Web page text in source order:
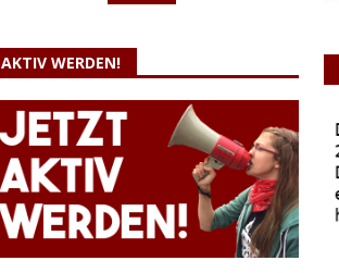
AKTIV WERDEN!